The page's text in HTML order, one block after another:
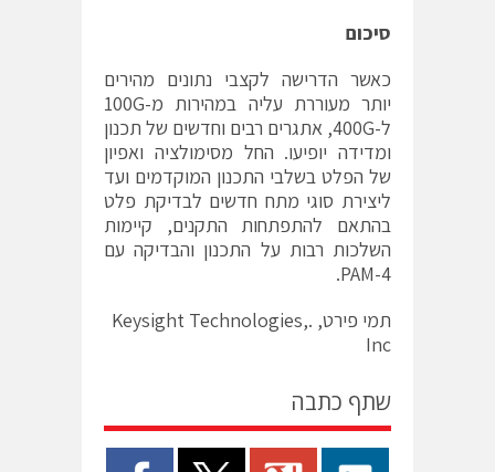
סיכום
כאשר הדרישה לקצבי נתונים מהירים
יותר מעוררת עליה במהירות מ-100G
ל-400G, אתגרים רבים וחדשים של תכנון
ומדידה יופיעו. החל מסימולציה ואפיון
של הפלט בשלבי התכנון המוקדמים ועד
ליצירת סוגי מתח חדשים לבדיקת פלט
בהתאם להתפתחות התקנים, קיימות
השלכות רבות על התכנון והבדיקה עם
PAM-4.
תמי פירט, .Keysight Technologies,
Inc
שתף כתבה